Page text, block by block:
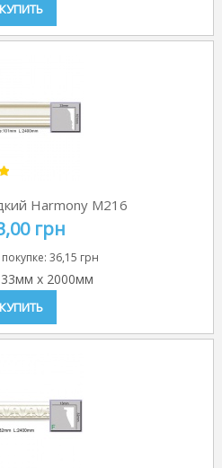
КУПИТЬ
Harmony M216
грн
36,15 грн
33мм x 2000мм
КУПИТЬ